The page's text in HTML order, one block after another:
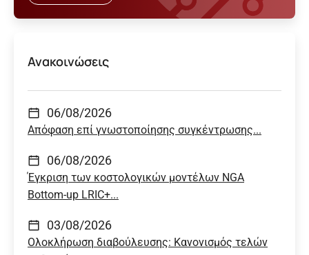
Ανακοινώσεις
06/08/2026
Απόφαση επί γνωστοποίησης συγκέντρωσης...
06/08/2026
Έγκριση των κοστολογικών μοντέλων NGA
Bottom-up LRIC+...
03/08/2026
Ολοκλήρωση διαβούλευσης: Κανονισμός τελών